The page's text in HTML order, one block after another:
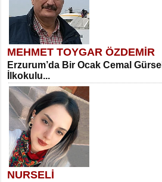
MEHMET TOYGAR ÖZDEMİR
Erzurum’da Bir Ocak Cemal Gürsel
İlkokulu...
NURSELİ